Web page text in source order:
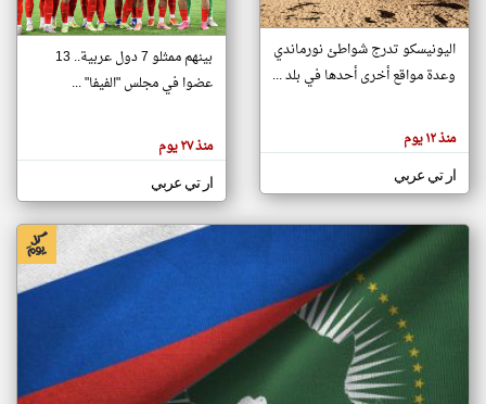
تغيير الدولة
اخبار جزر القمر على مدار الساعة
أهم اخبار جزر القمر العاجلة والمباشرة
هنا عن
وجهة
كاتبيها.
اليونيسكو تدرج شواطئ نورماندي
وعدة مواقع أخرى أحدها في بلد ...
منذ ١٢ يوم
ار تي عربي
بينهم ممثلو 7 دول عربية.. 13
عضوا في مجلس "الفيفا" ...
منذ ٢٧ يوم
ار تي عربي
klyoum.com